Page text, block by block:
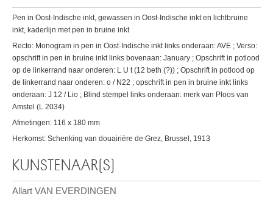
Pen in Oost-Indische inkt, gewassen in Oost-Indische inkt en lichtbruine
inkt, kaderlijn met pen in bruine inkt
Recto: Monogram in pen in Oost-Indische inkt links onderaan: AVE ; Verso:
opschrift in pen in bruine inkt links bovenaan: January ; Opschrift in potlood
op de linkerrand naar onderen: L U t (12 beth (?)) ; Opschrift in potlood op
de linkerrand naar onderen: o / N22 ; opschrift in pen in bruine inkt links
onderaan: J 12 / Lio ; Blind stempel links onderaan: merk van Ploos van
Amstel (L 2034)
Afmetingen: 116 x 180 mm
Herkomst: Schenking van douairière de Grez, Brussel, 1913
KUNSTENAAR(S)
Allart VAN EVERDINGEN